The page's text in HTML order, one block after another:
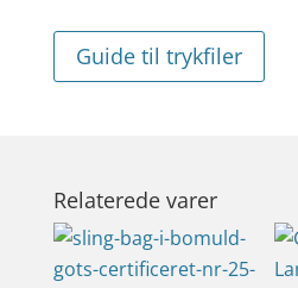
Guide til trykfiler
Relaterede varer